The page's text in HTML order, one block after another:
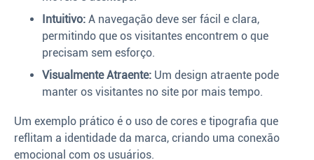
Intuitivo: A navegação deve ser fácil e clara,
permitindo que os visitantes encontrem o que
precisam sem esforço.
Visualmente Atraente: Um design atraente pode
manter os visitantes no site por mais tempo.
Um exemplo prático é o uso de cores e tipografia que
reflitam a identidade da marca, criando uma conexão
emocional com os usuários.